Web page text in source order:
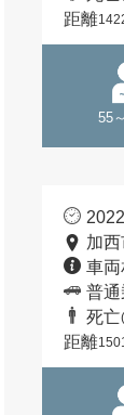
距離
55
加
車両
普通
死亡
距離